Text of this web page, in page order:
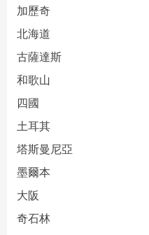
加歷奇
北海道
古薩達斯
和歌山
四國
土耳其
塔斯曼尼亞
墨爾本
大阪
奇石林